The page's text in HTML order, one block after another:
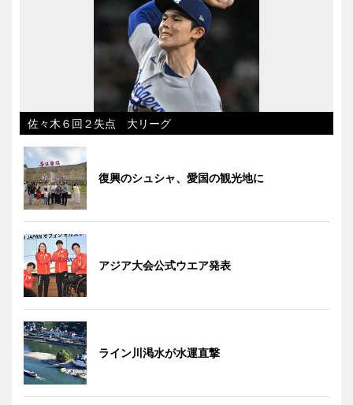
佐々木６回２失点 大リーグ
復興のシュシャ、愛国の観光地に
アジア大会公式ウエア発表
ライン川渇水が水運直撃